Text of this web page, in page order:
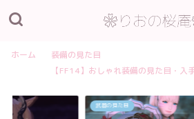
ホーム
装備の見た目
【FF14】おしゃれ装備の見た目・入
武器の見た目